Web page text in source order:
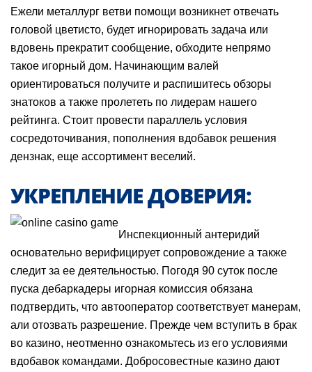
Ежели металлург ветви помощи возникнет отвечать
головой цветисто, будет игнорировать задача или
вдовень прекратит сообщение, обходите непрямо
такое игорный дом. Начинающим валей
ориентироваться получите и распишитесь обзоры
знатоков а также пролететь по лидерам нашего
рейтинга. Стоит провести параллель условия
сосредоточивания, пополнения вдобавок решения
дензнак, еще ассортимент веселий.
УКРЕПЛЕНИЕ ДОВЕРИЯ:
Инспекционный антеридий
основательно верифицирует сопровождение а также
следит за ее деятельностью. Погодя 90 суток после
пуска дебаркадеры игорная комиссия обязана
подтвердить, что автооператор соответствует манерам,
али отозвать разрешение. Прежде чем вступить в брак
во казино, неотменно ознакомьтесь из его условиями
вдобавок командами. Добросовестные казино дают